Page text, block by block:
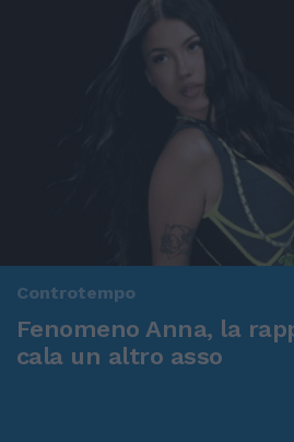
Controtempo
Fenomeno Anna, la
cala un altro asso